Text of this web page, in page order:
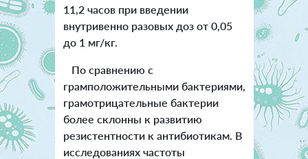
11,2 часов при введении
внутривенно разовых доз от 0,05
до 1 мг/кг.
По сравнению с
грамположительными бактериями,
грамотрицательные бактерии
более склонны к развитию
резистентности к антибиотикам. В
исследованиях частоты